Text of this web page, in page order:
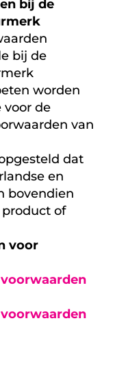
bij de
bij de
worden
de
van
dat
en
bovendien
of
voor